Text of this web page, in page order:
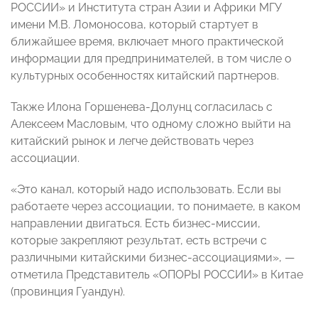
РОССИИ» и Института стран Азии и Африки МГУ
имени М.В. Ломоносова, который стартует в
ближайшее время, включает много практической
информации для предпринимателей, в том числе о
культурных особенностях китайский партнеров.
Также Илона Горшенева-Долунц согласилась с
Алексеем Масловым, что одному сложно выйти на
китайский рынок и легче действовать через
ассоциации.
«Это канал, который надо использовать. Если вы
работаете через ассоциации, то понимаете, в каком
направлении двигаться. Есть бизнес-миссии,
которые закрепляют результат, есть встречи с
различными китайскими бизнес-ассоциациями», —
отметила Представитель «ОПОРЫ РОССИИ» в Китае
(провинция Гуандун).